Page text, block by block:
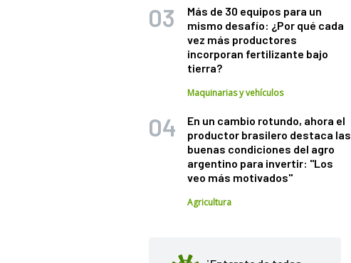
Más de 30 equipos para un
mismo desafío: ¿Por qué cada
vez más productores
incorporan fertilizante bajo
tierra?
Maquinarias y vehículos
En un cambio rotundo, ahora el
productor brasilero destaca las
buenas condiciones del agro
argentino para invertir: "Los
veo más motivados"
Agricultura